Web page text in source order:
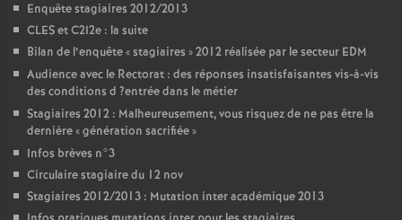
Enquête stagiaires 2012/2013
CLESet C2I2e : la suite
Bilan de l’enquête «stagiaires » 2012 réalisée par le secteur EDM
Audience avec le Rectorat : des réponses insatisfaisantes vis-à-vis
des conditions d ?entrée dans le métier
Stagiaires 2012 : Malheureusement, vous risquez de ne pas être la
dernière «génération sacrifiée»
Infos brèves n°3
Circulaire stagiaire du 12 nov
Stagiaires 2012/2013 : Mutation inter académique 2013